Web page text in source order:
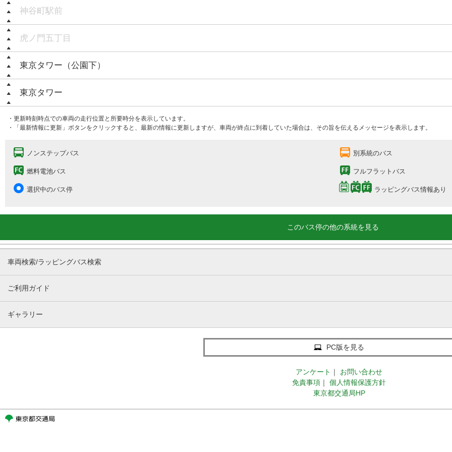
神谷町駅前
虎ノ門五丁目
東京タワー（公園下）
東京タワー
・更新時刻時点での車両の走行位置と所要時分を表示しています。
・「最新情報に更新」ボタンをクリックすると、最新の情報に更新しますが、車両が終点に到着していた場合は、その旨を伝えるメッセージを表示します。
ノンステップバス 別系統のバス
燃料電池バス フルフラットバス
選択中のバス停 ラッピングバス情報あり
このバス停の他の系統を見る
車両検索/ラッピングバス検索
ご利用ガイド
ギャラリー
PC版を見る
アンケート ｜
お問い合わせ
免責事項 ｜
個人情報保護方針
東京都交通局HP